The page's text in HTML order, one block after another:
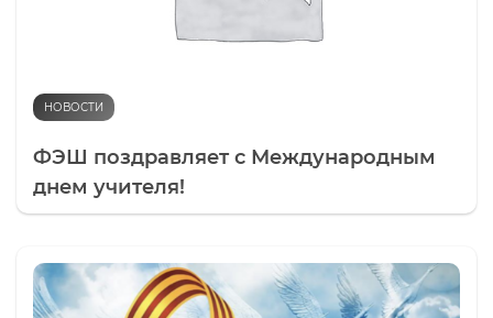
НОВОСТИ
ФЭШ поздравляет с Международным
днем учителя!